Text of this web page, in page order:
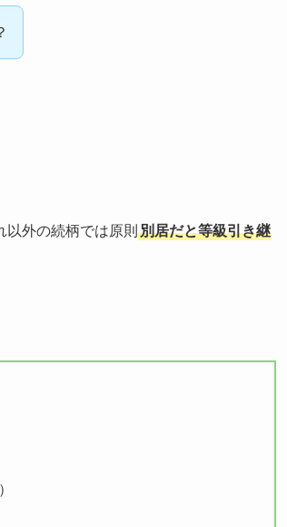
以外の続柄では原則 別居だと等級引き継